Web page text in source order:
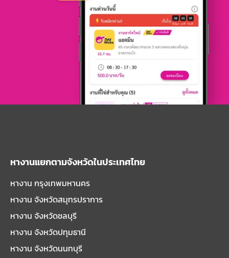
หางานแยกตามจังหวัดในประเทศไทย
หางาน กรุงเทพมหานคร
หางาน จังหวัดสมุทรปราการ
หางาน จังหวัดชลบุรี
หางาน จังหวัดปทุมธานี
หางาน จังหวัดนนทบุรี